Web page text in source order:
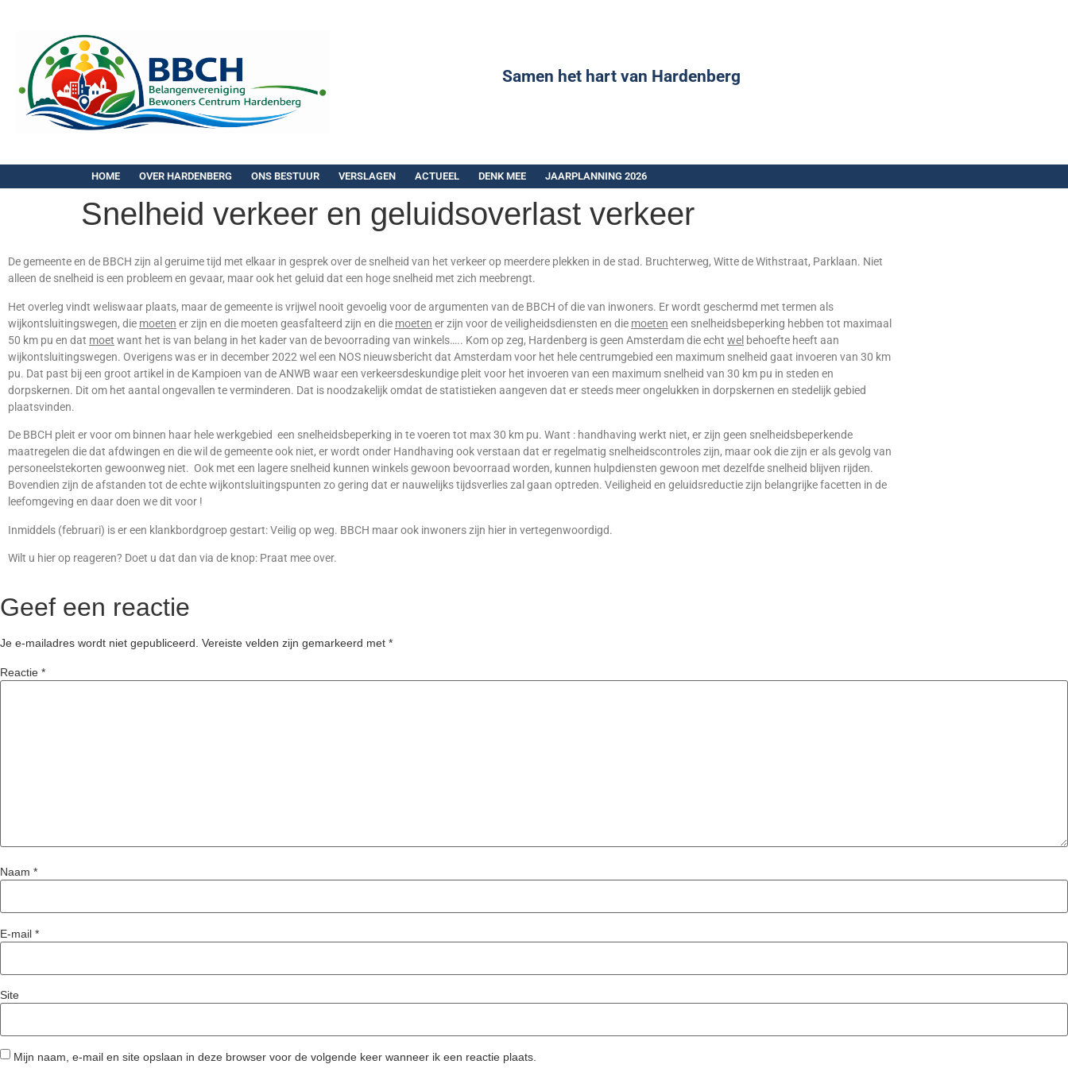
Samen het hart van Hardenberg
HOME OVER HARDENBERG ONS BESTUUR VERSLAGEN ACTUEEL DENK MEE JAARPLANNING 2026
Snelheid verkeer en geluidsoverlast verkeer
De gemeente en de BBCH zijn al geruime tijd met elkaar in gesprek over de snelheid van het verkeer op meerdere plekken in de stad. Bruchterweg, Witte de Withstraat, Parklaan. Niet
alleen de snelheid is een probleem en gevaar, maar ook het geluid dat een hoge snelheid met zich meebrengt.
Het overleg vindt weliswaar plaats, maar de gemeente is vrijwel nooit gevoelig voor de argumenten van de BBCH of die van inwoners. Er wordt geschermd met termen als
wijkontsluitingswegen, die moeten er zijn en die moeten geasfalteerd zijn en die moeten er zijn voor de veiligheidsdiensten en die moeten een snelheidsbeperking hebben tot maximaal
50 km pu en dat moet want het is van belang in het kader van de bevoorrading van winkels….. Kom op zeg, Hardenberg is geen Amsterdam die echt wel behoefte heeft aan
wijkontsluitingswegen. Overigens was er in december 2022 wel een NOS nieuwsbericht dat Amsterdam voor het hele centrumgebied een maximum snelheid gaat invoeren van 30 km
pu. Dat past bij een groot artikel in de Kampioen van de ANWB waar een verkeersdeskundige pleit voor het invoeren van een maximum snelheid van 30 km pu in steden en
dorpskernen. Dit om het aantal ongevallen te verminderen. Dat is noodzakelijk omdat de statistieken aangeven dat er steeds meer ongelukken in dorpskernen en stedelijk gebied
plaatsvinden.
De BBCH pleit er voor om binnen haar hele werkgebied een snelheidsbeperking in te voeren tot max 30 km pu. Want : handhaving werkt niet, er zijn geen snelheidsbeperkende
maatregelen die dat afdwingen en die wil de gemeente ook niet, er wordt onder Handhaving ook verstaan dat er regelmatig snelheidscontroles zijn, maar ook die zijn er als gevolg van
personeelstekorten gewoonweg niet. Ook met een lagere snelheid kunnen winkels gewoon bevoorraad worden, kunnen hulpdiensten gewoon met dezelfde snelheid blijven rijden.
Bovendien zijn de afstanden tot de echte wijkontsluitingspunten zo gering dat er nauwelijks tijdsverlies zal gaan optreden. Veiligheid en geluidsreductie zijn belangrijke facetten in de
leefomgeving en daar doen we dit voor !
Inmiddels (februari) is er een klankbordgroep gestart: Veilig op weg. BBCH maar ook inwoners zijn hier in vertegenwoordigd.
Wilt u hier op reageren? Doet u dat dan via de knop: Praat mee over.
Geef een reactie
Je e-mailadres wordt niet gepubliceerd. Vereiste velden zijn gemarkeerd met *
Reactie *
Naam *
E-mail *
Site
Mijn naam, e-mail en site opslaan in deze browser voor de volgende keer wanneer ik een reactie plaats.